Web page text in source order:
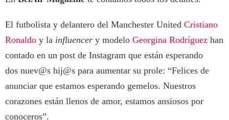
El futbolista y delantero del Manchester United Cristiano
Ronaldo y la influencer y modelo Georgina Rodríguez han
contado en un post de Instagram que están esperando
dos nuev@s hij@s para aumentar su prole: “Felices de
anunciar que estamos esperando gemelos. Nuestros
corazones están llenos de amor, estamos ansiosos por
conoceros”.